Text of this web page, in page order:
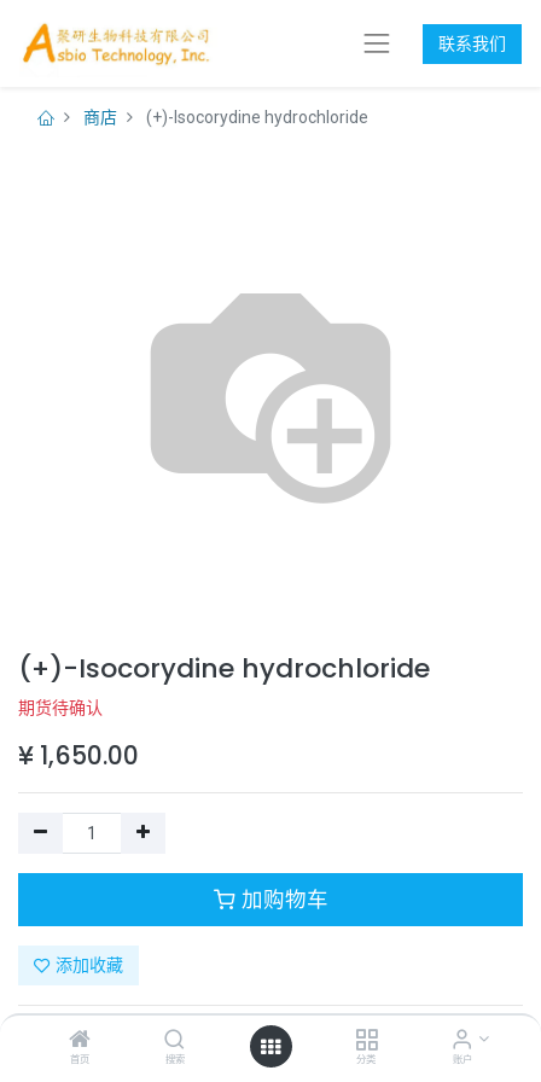
首页 搜索 分类 账户
联系我们
商店 (+)-Isocorydine hydrochloride
(+)-Isocorydine hydrochloride
期货待确认
¥ 1,650.00
加购物车
添加收藏
目录号：332-11794-3
计量单位：